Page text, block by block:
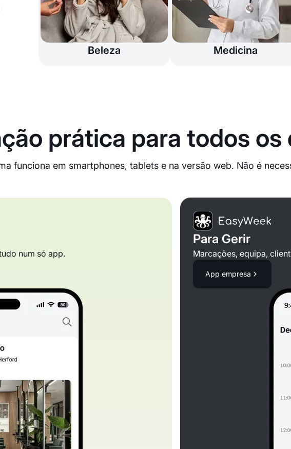
Beleza Medicina
prática para todos
funciona em smartphones, tablets e na versão web. Não é
num só app.
Para Gerir
Marcações, equipa,
App empresa